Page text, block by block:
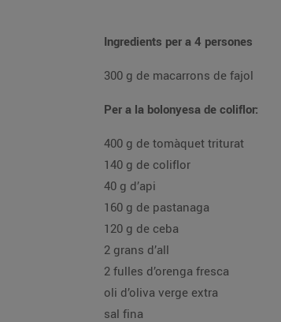
Ingredients per a 4 persones
300 g de macarrons de fajol
Per a la bolonyesa de coliflor:
400 g de tomàquet triturat
140 g de coliflor
40 g d’api
160 g de pastanaga
120 g de ceba
2 grans d’all
2 fulles d’orenga fresca
oli d’oliva verge extra
sal fina